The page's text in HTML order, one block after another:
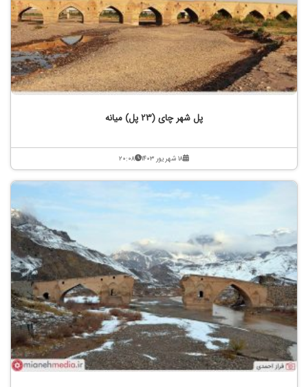
پل شهر چای (23 پل) میانه
۱۸ شهریور ۱۴۰۳ ۲۰:۰۸